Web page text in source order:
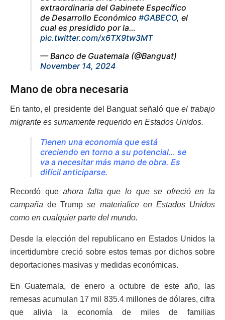
extraordinaria del Gabinete Específico
de Desarrollo Económico #GABECO, el
cual es presidido por la…
pic.twitter.com/x6TX9tw3MT
— Banco de Guatemala (@Banguat)
November 14, 2024
Mano de obra necesaria
En tanto, el presidente del Banguat señaló queel trabajo
migrante es sumamente requerido en Estados Unidos.
Tienen una economía que está
creciendo en torno a su potencial… se
va a necesitar más mano de obra. Es
difícil anticiparse.
Recordó queahora falta que lo que se ofreció en la
campañade Trumpse materialice en Estados Unidos
como en cualquier parte del mundo.
Desde la elección del republicano en Estados Unidos la
incertidumbre creció sobre estos temas por dichos sobre
deportaciones masivas y medidas económicas.
En Guatemala, de enero a octubre de este año, las
remesas acumulan 17 mil 835.4 millones de dólares, cifra
que alivia la economía de miles de familias